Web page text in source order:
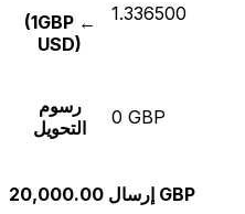
(1GBP ←
USD)
1.336500
رسوم
التحويل
0 GBP
إرسال 20,000.00 GBP